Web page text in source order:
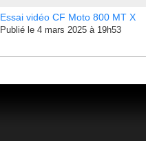
Essai vidéo CF Moto 800 MT X
Publié le 4 mars 2025 à 19h53